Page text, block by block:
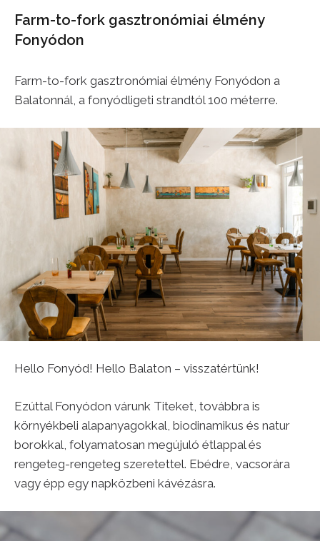
Farm-to-fork gasztronómiai élmény
Fonyódon
Farm-to-fork gasztronómiai élmény Fonyódon a
Balatonnál, a fonyódligeti strandtól 100 méterre.
Hello Fonyód! Hello Balaton – visszatértünk!
Ezúttal Fonyódon várunk Titeket, továbbra is
környékbeli alapanyagokkal, biodinamikus és natur
borokkal, folyamatosan megújuló étlappal és
rengeteg-rengeteg szeretettel. Ebédre, vacsorára
vagy épp egy napközbeni kávézásra.